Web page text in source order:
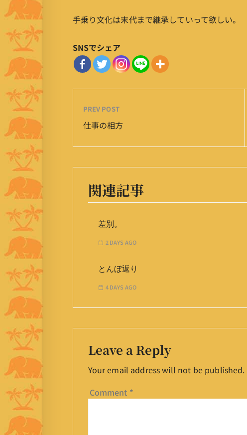
手乗り文化は末代まで継承していって欲しい。
SNSでシェア
PREV POST
仕事の相方
関連記事
差別。
2 DAYS AGO
とんぼ返り
4 DAYS AGO
Leave a Reply
Your email address will not be published.
Comment *